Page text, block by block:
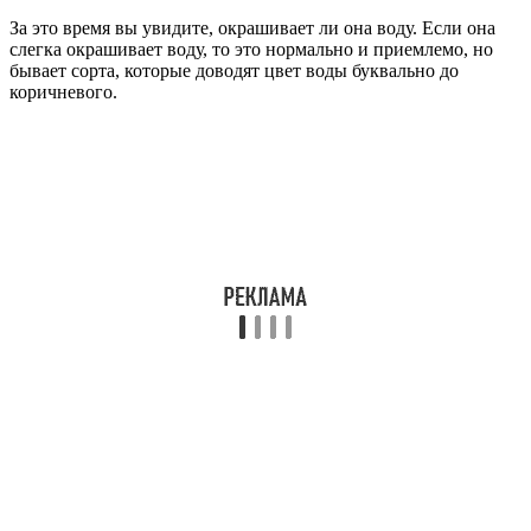
За это время вы увидите, окрашивает ли она воду. Если она
слегка окрашивает воду, то это нормально и приемлемо, но
бывает сорта, которые доводят цвет воды буквально до
коричневого.